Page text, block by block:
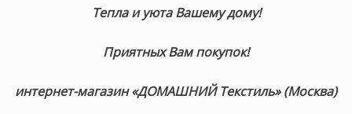
Тепла и уюта Вашему дому!
Приятных Вам покупок!
интернет-магазин «ДОМАШНИЙ Текстиль» (Москва)